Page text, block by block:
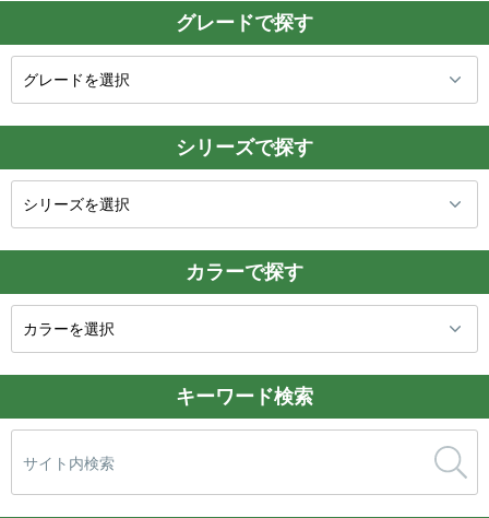
グレードで探す
シリーズで探す
カラーで探す
キーワード検索
索: